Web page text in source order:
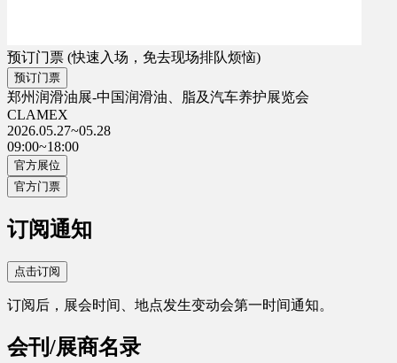
预订门票 (快速入场，免去现场排队烦恼)
预订门票
郑州润滑油展-中国润滑油、脂及汽车养护展览会
CLAMEX
2026.05.27~05.28
09:00~18:00
官方展位
官方门票
订阅通知
点击订阅
订阅后，展会时间、地点发生变动会第一时间通知。
会刊/展商名录